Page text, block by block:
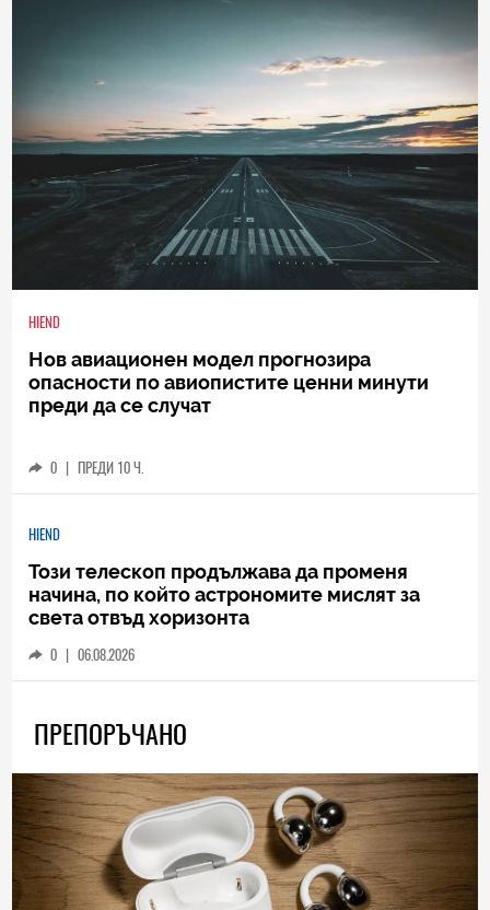
HIEND
Нов авиационен модел прогнозира
опасности по авиопистите ценни минути
преди да се случат
0 | ПРЕДИ 10 Ч.
HIEND
Този телескоп продължава да променя
начина, по който астрономите мислят за
света отвъд хоризонта
0 | 06.08.2026
ПРЕПОРЪЧАНО